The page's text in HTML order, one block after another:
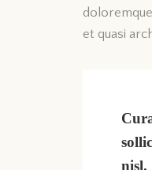
et quasi
nisl.